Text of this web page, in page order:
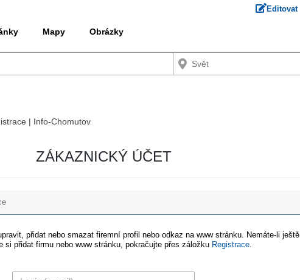
Editovat
Mapy Obrázky
| Info-Chomutov
ZÁKAZNICKÝ ÚČET
přidat nebo smazat firemní profil nebo odkaz na www stránku. Nemáte-li ještě
si přidat firmu nebo www stránku, pokračujte přes záložku Registrace